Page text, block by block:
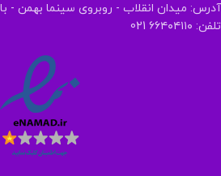
آدرس: میدان انقلاب - روبروی سینما بهمن -
تلفن: ۶۶۴۰۴۱۱۰ 021